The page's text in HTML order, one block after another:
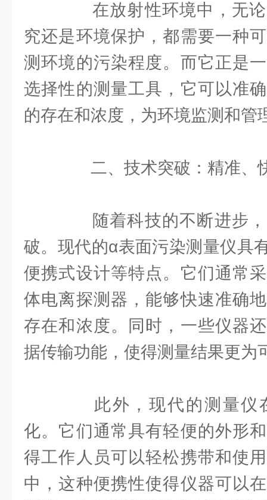
在放射性环境中，无论
究还是环境保护，都需要一种
测环境的污染程度。而它正是
选择性的测量工具，它可以准
的存在和浓度，为环境监测和管
二、技术突破：精准、
随着科技的不断进步，
破。现代的α表面污染测量仪具
便携式设计等特点。它们通常
体电离探测器，能够快速准确
存在和浓度。同时，一些仪器
据传输功能，使得测量结果更为
此外，现代的测量仪
化。它们通常具有轻便的外形
得工作人员可以轻松携带和使
中，这种便携性使得仪器可以